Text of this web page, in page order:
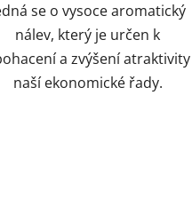
se o vysoce aromatický
nálev, který je určen k
a zvýšení atraktivity
naší ekonomické řady.